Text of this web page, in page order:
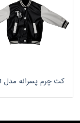
کت چرم ‌پسرانه مدل F0211